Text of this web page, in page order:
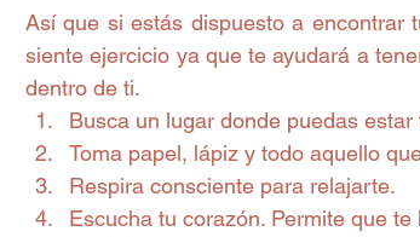
Así que si estás dispuesto a encontrar
siente ejercicio ya que te ayudará a
dentro de ti.
Busca un lugar donde puedas
Toma papel, lápiz y todo aquello
Respira consciente para relajarte.
Escucha tu corazón. Permite que